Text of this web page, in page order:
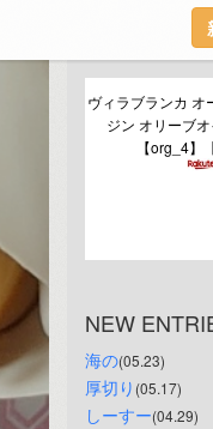
ヴィラブランカ オ
ジン オリーブ
【org_4】
NEW
海の(05.23)
厚切り (05.17)
しーすー(04.29)